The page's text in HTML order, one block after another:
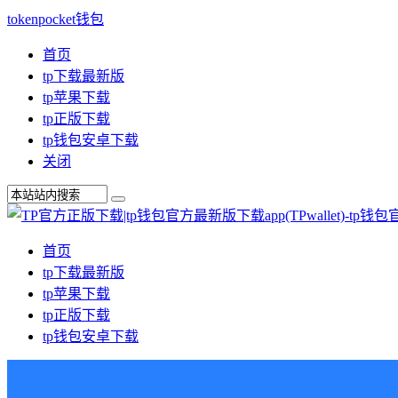
tokenpocket钱包
首页
tp下载最新版
tp苹果下载
tp正版下载
tp钱包安卓下载
关闭
首页
tp下载最新版
tp苹果下载
tp正版下载
tp钱包安卓下载